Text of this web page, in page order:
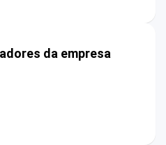
da empresa